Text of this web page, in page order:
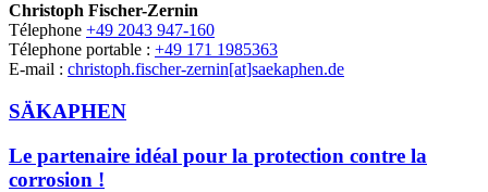
Christoph Fischer-Zernin
Télephone +49 2043 947-160
Télephone portable : +49 171 1985363
E-mail : christoph.fischer-zernin[at]saekaphen.de
SÄKAPHEN
Le partenaire idéal pour la protection contre la
corrosion !